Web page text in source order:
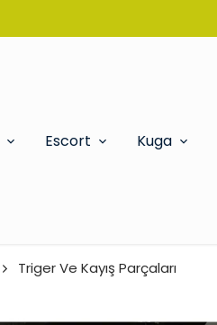
Escort Kuga
Triger Ve Kayış Parçaları